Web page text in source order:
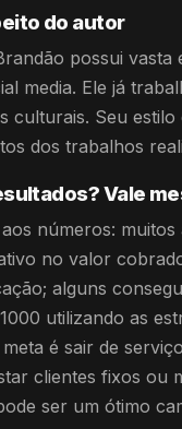
do autor
possui
media. Ele já
culturais. Seu
dos trabalhos
Vale
números:
no valor
alguns
utilizando as
meta é sair de
clientes fixos ou
ser um ótimo